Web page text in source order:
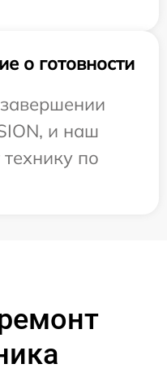
о готовности
и наш
по